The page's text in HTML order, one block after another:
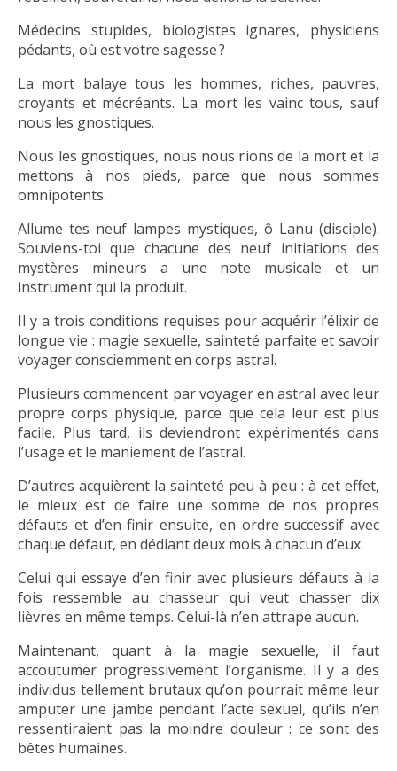
Médecins stupides, biologistes ignares, physiciens
pédants, où est votre sagesse ?
La mort balaye tous les hommes, riches, pauvres,
croyants et mécréants. La mort les vainc tous, sauf
nous les gnostiques.
Nous les gnostiques, nous nous rions de la mort et la
mettons à nos pieds, parce que nous sommes
omnipotents.
Allume tes neuf lampes mystiques, ô Lanu (disciple).
Souviens-toi que chacune des neuf initiations des
mystères mineurs a une note musicale et un
instrument qui la produit.
Il y a trois conditions requises pour acquérir l’élixir de
longue vie : magie sexuelle, sainteté parfaite et savoir
voyager consciemment en corps astral.
Plusieurs commencent par voyager en astral avec leur
propre corps physique, parce que cela leur est plus
facile. Plus tard, ils deviendront expérimentés dans
l’usage et le maniement de l’astral.
D’autres acquièrent la sainteté peu à peu : à cet effet,
le mieux est de faire une somme de nos propres
défauts et d’en finir ensuite, en ordre successif avec
chaque défaut, en dédiant deux mois à chacun d’eux.
Celui qui essaye d’en finir avec plusieurs défauts à la
fois ressemble au chasseur qui veut chasser dix
lièvres en même temps. Celui-là n’en attrape aucun.
Maintenant, quant à la magie sexuelle, il faut
accoutumer progressivement l’organisme. Il y a des
individus tellement brutaux qu’on pourrait même leur
amputer une jambe pendant l’acte sexuel, qu’ils n’en
ressentiraient pas la moindre douleur : ce sont des
bêtes humaines.